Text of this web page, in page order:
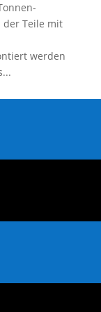
der Teile mit
werden